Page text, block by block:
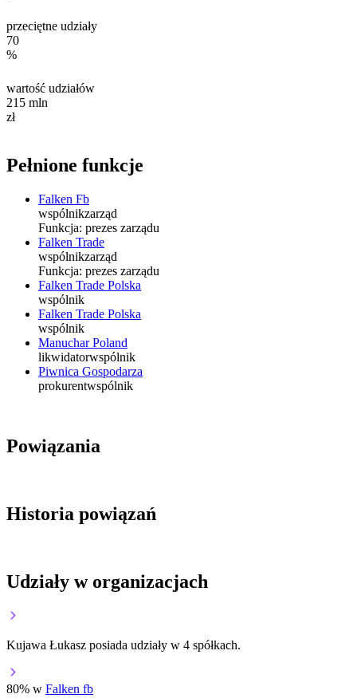
przeciętne udziały
70
%
wartość udziałów
215 mln
zł
Pełnione funkcje
Falken Fb
wspólnikzarząd
Funkcja: prezes zarządu
Falken Trade
wspólnikzarząd
Funkcja: prezes zarządu
Falken Trade Polska
wspólnik
Falken Trade Polska
wspólnik
Manuchar Poland
likwidatorwspólnik
Piwnica Gospodarza
prokurentwspólnik
Powiązania
Historia powiązań
Udziały w organizacjach
Kujawa Łukasz posiada udziały w 4 spółkach.
80% w Falken fb